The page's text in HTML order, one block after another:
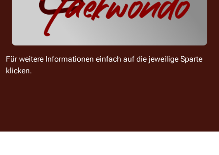
Für weitere Informationen einfach auf die jeweilige Sparte
klicken.